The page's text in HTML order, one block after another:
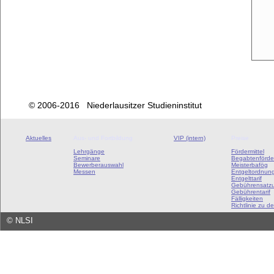
© 2006-2016 Niederlausitzer Studieninstitut
Aktuelles
Lehrgänge
Seminare
Bewerberauswahl
Messen
VIP (intern)
Fördermittel
Meisterbafög
Entgelttarif
Gebührentarif
Fälligkeiten
Richtlinie zu
© NLSI